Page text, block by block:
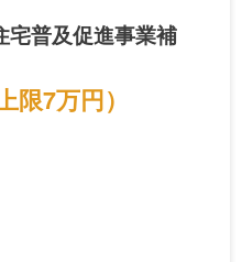
宅普及促進事業補
限7万円）